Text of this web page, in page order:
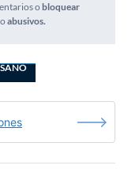
obloquear
o abusivos.